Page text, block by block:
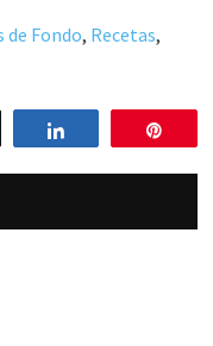
de Fondo, Recetas,
Compartir